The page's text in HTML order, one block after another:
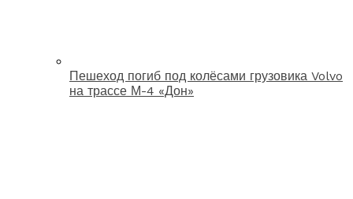
Пешеход погиб под колёсами грузовика Volvo
на трассе М-4 «Дон»